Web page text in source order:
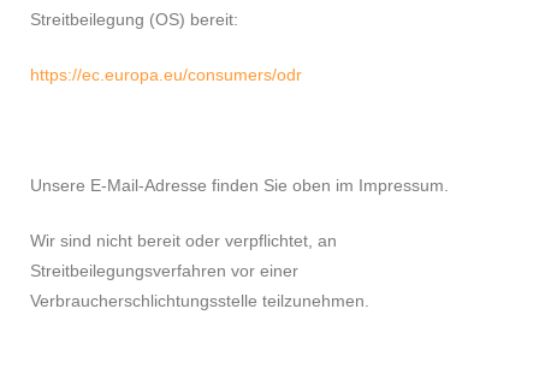
Streitbeilegung (OS) bereit:
https://ec.europa.eu/consumers/odr
Unsere E-Mail-Adresse finden Sie oben im Impressum.
Wir sind nicht bereit oder verpflichtet, an
Streitbeilegungsverfahren vor einer
Verbraucherschlichtungsstelle teilzunehmen.